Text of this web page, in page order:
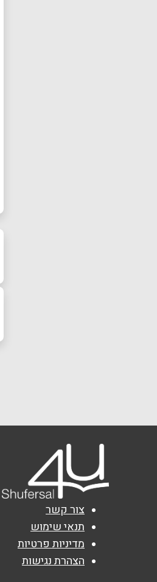
צור קשר
תנאי שימוש
מדיניות פרטיות
הצהרת נגישות